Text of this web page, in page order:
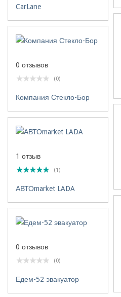
CarLane
0 отзывов
(0)
Компания Стекло-Бор
1 отзыв
(1)
АВТОmarket LADA
0 отзывов
(0)
Едем-52 эвакуатор